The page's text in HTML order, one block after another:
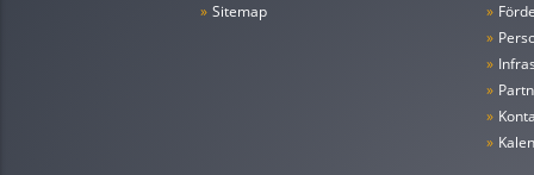
» Sitemap
»
»
»
»
»
»